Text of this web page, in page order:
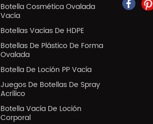
Botella Cosmética Ovalada
Vacía
Botellas Vacías De HDPE
Botellas De Plástico De Forma
Ovalada
Botella De Loción PP Vacía
Juegos De Botellas De Spray
Acrílico
Botella Vacía De Loción
Corporal